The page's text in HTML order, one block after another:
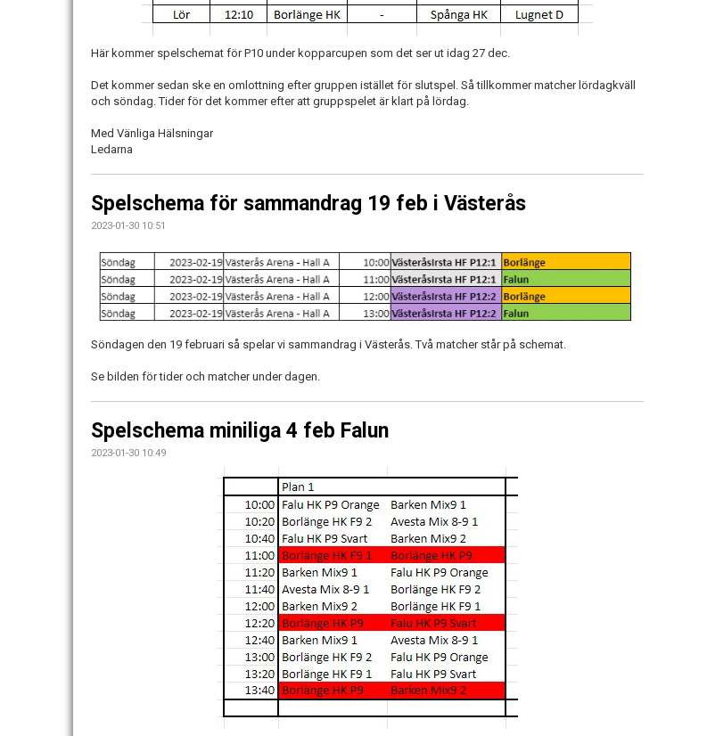
Här kommer spelschemat för P10 under kopparcupen som det ser ut idag 27 dec.
Det kommer sedan ske en omlottning efter gruppen istället för slutspel. Så tillkommer matcher lördagkväll
och söndag. Tider för det kommer efter att gruppspelet är klart på lördag.
Med Vänliga Hälsningar
Ledarna
Spelschema för sammandrag 19 feb i Västerås
2023-01-30 10:51
Söndagen den 19 februari så spelar vi sammandrag i Västerås. Två matcher står på schemat.
Se bilden för tider och matcher under dagen.
Spelschema miniliga 4 feb Falun
2023-01-30 10:49